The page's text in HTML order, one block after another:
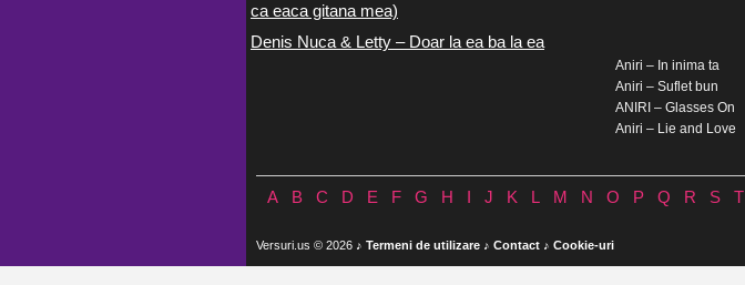
Aniri – In inima ta
Aniri – Suflet bun
ANIRI – Glasses On
Aniri – Lie and Love
ca eaca gitana mea)
Denis Nuca & Letty – Doar la ea ba la ea
A B C D E F G H J K L M N O P Q R S T
Versuri.us © 2026 ♪ Termeni de utilizare ♪ Contact ♪ Cookie-uri